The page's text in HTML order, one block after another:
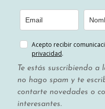
Acepto recibir
privacidad.
Te estás suscribiendo a
no hago spam y te
contarte novedades o
interesantes.